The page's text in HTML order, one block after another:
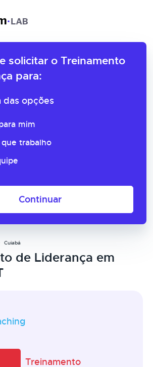
solicitar o Treinamento
para:
das opções
mim
que trabalho
Continuar
Cuiabá
de Liderança em